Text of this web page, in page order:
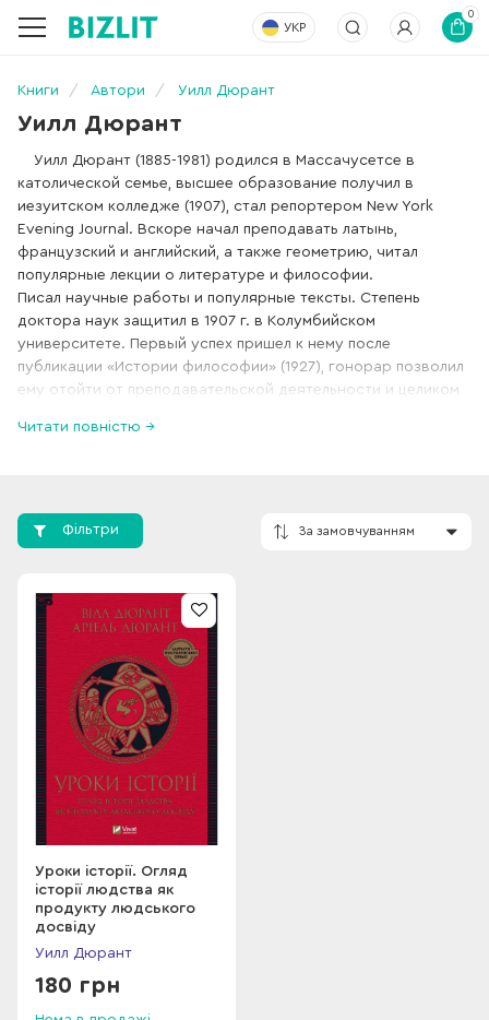
УКР
0
Книги Автори Уилл Дюрант
Уилл Дюрант
Уилл Дюрант (1885-1981) родился в Массачусетсе в
католической семье, высшее образование получил в
иезуитском колледже (1907), стал репортером New York
Evening Journal. Вскоре начал преподавать латынь,
французский и английский, а также геометрию, читал
популярные лекции о литературе и философии.
Писал научные работы и популярные тексты. Степень
доктора наук защитил в 1907 г. в Колумбийском
университете. Первый успех пришел к нему после
публикации «Истории философии» (1927), гонорар позволил
ему отойти от преподавательской деятельности и целиком
— истории Западной цивилизации.
Читати повністю →
Фільтри
Уроки історії. Огляд
історії людства як
продукту людського
досвіду
Уилл Дюрант
180 грн